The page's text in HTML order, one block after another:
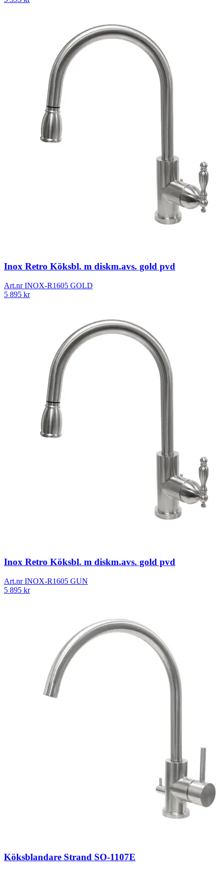
Inox Retro Köksbl. m diskm.avs. gold pvd
Art.nrINOX-R1605 GOLD
5 895 kr
Inox Retro Köksbl. m diskm.avs. gold pvd
Art.nrINOX-R1605 GUN
5 895 kr
Köksblandare Strand SO-1107E